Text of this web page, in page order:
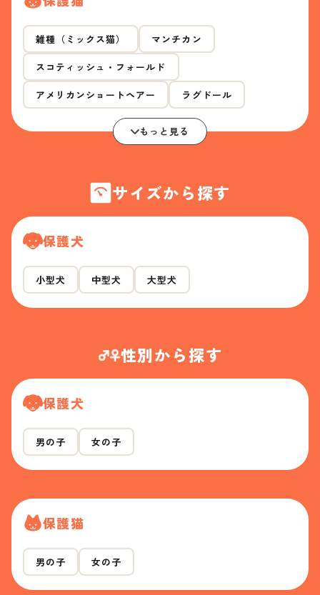
雑種（ミックス猫） マンチカン
スコティッシュ・フォールド
アメリカンショートヘアー ラグドール
もっと見る
サイズから探す
保護犬
小型犬 中型犬 大型犬
性別から探す
保護犬
男の子 女の子
保護猫
男の子 女の子